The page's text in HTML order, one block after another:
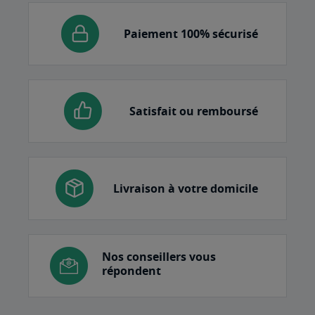
Paiement 100% sécurisé
Satisfait ou remboursé
Livraison à votre domicile
Nos conseillers vous
répondent